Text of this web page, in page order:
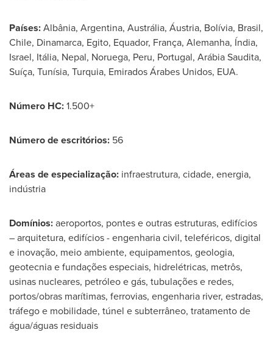
Países:Albânia, Argentina, Austrália, Áustria, Bolívia, Brasil,
Chile, Dinamarca, Egito, Equador, França, Alemanha, Índia,
Israel, Itália, Nepal, Noruega, Peru, Portugal, Arábia Saudita,
Suíça, Tunísia, Turquia, Emirados Árabes Unidos, EUA.
Número HC:1.500+
Número de escritórios: 56
Áreas de especialização: infraestrutura, cidade, energia,
indústria
Domínios:aeroportos, pontes e outras estruturas, edifícios
– arquitetura, edifícios - engenharia civil, teleféricos, digital
e inovação, meio ambiente, equipamentos, geologia,
geotecnia e fundações especiais, hidrelétricas, metrôs,
usinas nucleares, petróleo e gás, tubulações e redes,
portos/obras marítimas, ferrovias, engenharia river, estradas,
tráfego e mobilidade, túnel e subterrâneo, tratamento de
água/águas residuais